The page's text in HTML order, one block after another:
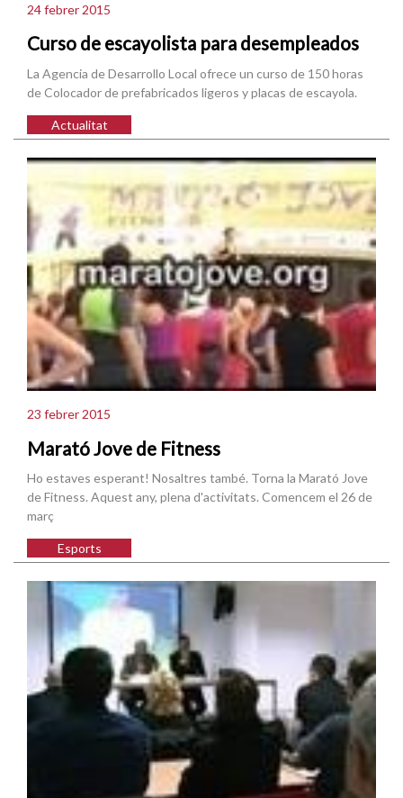
24 febrer 2015
Curso de escayolista para desempleados
La Agencia de Desarrollo Local ofrece un curso de 150 horas
de Colocador de prefabricados ligeros y placas de escayola.
Actualitat
23 febrer 2015
Marató Jove de Fitness
Ho estaves esperant! Nosaltres també. Torna la Marató Jove
de Fitness. Aquest any, plena d'activitats. Comencem el 26 de
març
Esports